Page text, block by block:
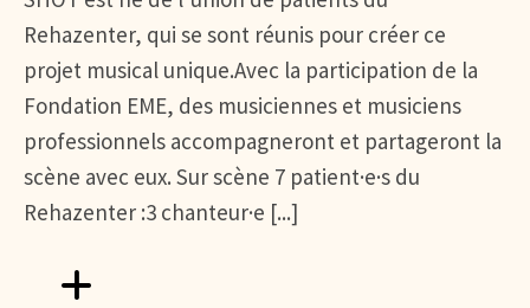
Rehazenter, qui se sont réunis pour créer ce
projet musical unique.Avec la participation de la
Fondation EME, des musiciennes et musiciens
professionnels accompagneront et partageront la
scène avec eux. Sur scène 7 patient·e·s du
Rehazenter :3 chanteur·e [...]
Aller vers FÊTE DE LA MUSIQUE AU REHAZENTER